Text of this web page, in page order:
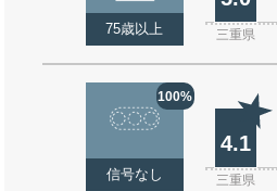
75歳以上 三重県
100%
信号なし
4.1
三重県